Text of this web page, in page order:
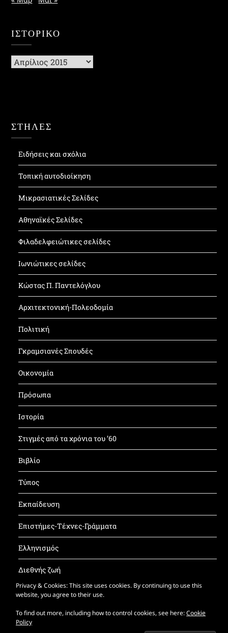
ΙΣΤΟΡΙΚΌ
Ιστορικό
ΣΤΗΛΕΣ
Ειδήσεις και σχόλια
Τοπική αυτοδιοίκηση
Μικρασιατικές Σελίδες
Αθηναϊκές Σελίδες
Φιλαδελφειώτικες σελίδες
Ιωνιώτικες σελίδες
Κώστας Π. Παντελόγλου
Αρχιτεκτονική-Πολεοδομία
Πολιτική
Γκραμσιανές Σπουδές
Οικονομία
Πρόσωπα
Ιστορία
Στιγμές από τα χρόνια του ’60
Βιβλίο
Τύπος
Εκπαίδευση
Επιστήμες-Τέχνες-Γράμματα
Ελληνισμός
Διεθνής ζωή
Έντυπος ΚΝΦ
Privacy & Cookies: This site uses cookies. By continuing to use this
website, you agree to their use.
To find out more, including how to control cookies, see here:Cookie
Policy